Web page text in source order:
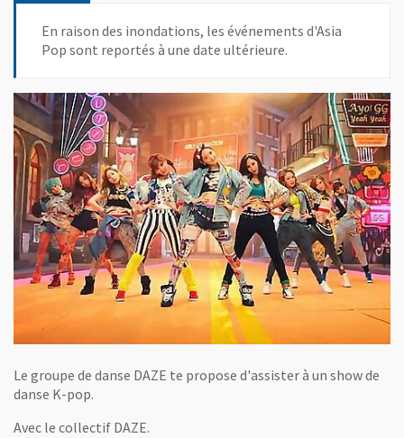
En raison des inondations, les événements d'Asia
Pop sont reportés à une date ultérieure.
Le groupe de danse DAZE te propose d'assister à un show de
danse K-pop.
Avec le collectif DAZE.